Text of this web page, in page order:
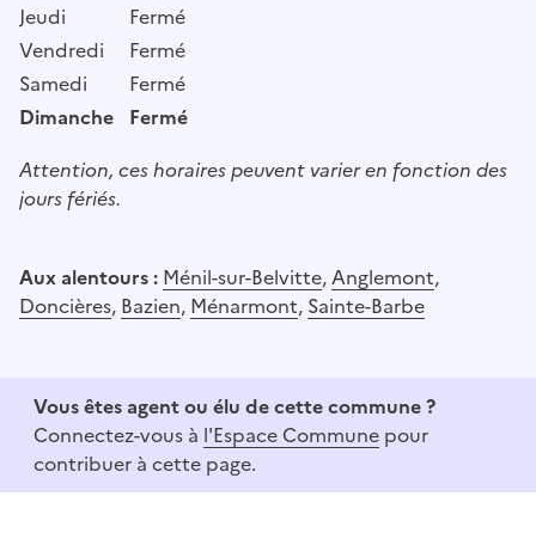
Jeudi
Fermé
Vendredi
Fermé
Samedi
Fermé
Dimanche Fermé
Attention, ces horaires peuvent varier en fonction des
jours fériés.
Aux alentours : Ménil-sur-Belvitte,Anglemont,
Doncières, Bazien, Ménarmont, Sainte-Barbe
Vous êtes agent ou élu de cette commune ?
Connectez-vous à l'Espace Commune pour
contribuer à cette page.